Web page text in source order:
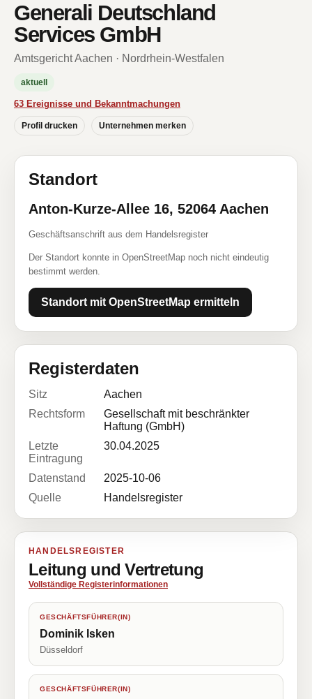
Generali Deutschland
Services GmbH
Amtsgericht Aachen · Nordrhein-Westfalen
aktuell
63 Ereignisse und Bekanntmachungen
Profil drucken Unternehmen merken
Standort
Anton-Kurze-Allee 16, 52064 Aachen
Geschäftsanschrift aus dem Handelsregister
Der Standort konnte in OpenStreetMap noch nicht eindeutig
bestimmt werden.
Standort mit OpenStreetMap ermitteln
Registerdaten
Sitz
Aachen
Rechtsform
Gesellschaft mit beschränkter
Haftung (GmbH)
Letzte
Eintragung
30.04.2025
Datenstand
2025-10-06
Quelle
Handelsregister
HANDELSREGISTER
Leitung und Vertretung
Vollständige Registerinformationen
GESCHÄFTSFÜHRER(IN)
Dominik Isken
Düsseldorf
GESCHÄFTSFÜHRER(IN)